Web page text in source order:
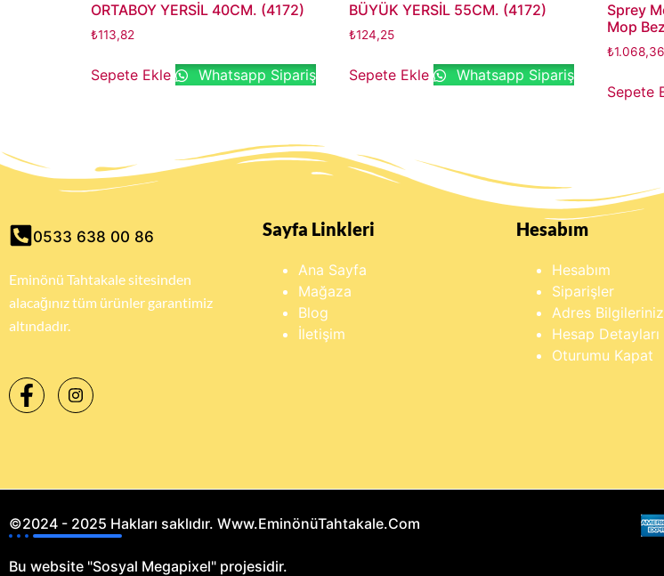
ORTABOY YERSİL 40CM. (4172)
₺113,82
Sepete Ekle Whatsapp Sipariş
BÜYÜK YERSİL 55CM. (4172)
₺124,25
Sepete Ekle Whatsapp Sipariş
Sprey
Mop
₺1.068,36
Sepete
0533 638 00 86
Eminönü Tahtakale sitesinden
alacağınız tüm ürünler garantimiz
altındadır.
Sayfa Linkleri
Ana Sayfa
Mağaza
Blog
İletişim
Hesabım
Hesabım
Siparişler
Adres Bilgileriniz
Hesap Detayları
Oturumu Kapat
©2024 - 2025 Hakları saklıdır. Www.EminönüTahtakale.Com
Bu website "Sosyal Megapixel" projesidir.